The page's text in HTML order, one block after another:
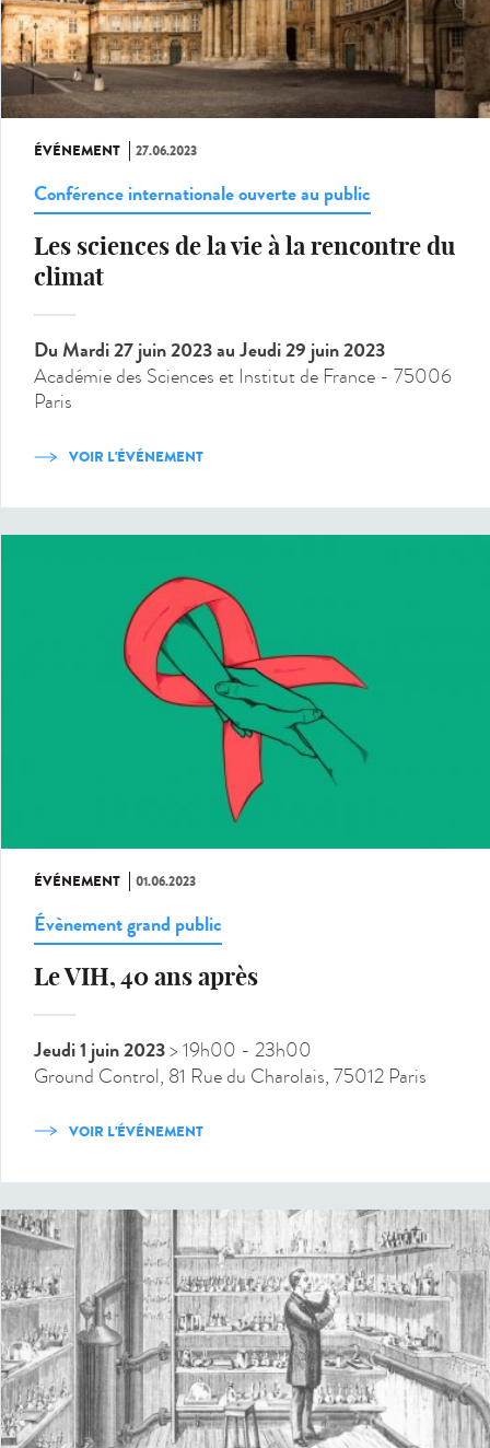
ÉVÉNEMENT 27.06.2023
Conférence internationale ouverte au public
Les sciences de la vie à la rencontre du
climat
Du Mardi 27 juin 2023au Jeudi 29 juin 2023
Académie des Sciences et Institut de France - 75006
Paris
VOIR L'ÉVÉNEMENT
ÉVÉNEMENT 01.06.2023
Évènement grand public
Le VIH, 40 ans après
Jeudi 1 juin 2023> 19h00 - 23h00
Ground Control, 81 Rue du Charolais, 75012 Paris
VOIR L'ÉVÉNEMENT